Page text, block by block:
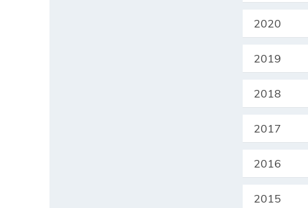
2020
2019
2018
2017
2016
2015